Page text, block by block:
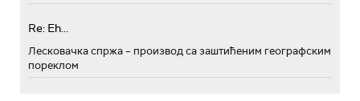
Re: Eh...
Лесковачка спржа – производ са заштићеним географским
пореклом